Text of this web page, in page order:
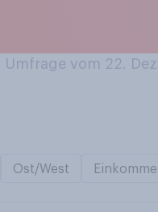
Umfrage vom 22.
Ost/West